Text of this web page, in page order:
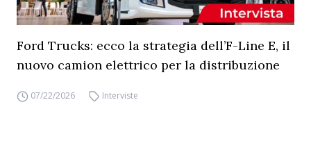
Ford Trucks: ecco la strategia dell’F-Line E, il
nuovo camion elettrico per la distribuzione
07/22/2026 Interviste